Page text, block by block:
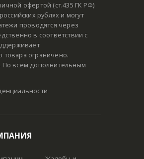
офертой (ст.435 ГК РФ)
рублях и могут
проводятся через
в соответствии с
товара ограничено.
По всем дополнительным